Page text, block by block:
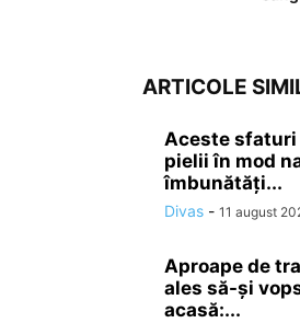
ARTICOLE
Aceste
pielii în mod
îmbunătăți...
Divas - 11 august
Aproape de
ales să-și
acasă:...